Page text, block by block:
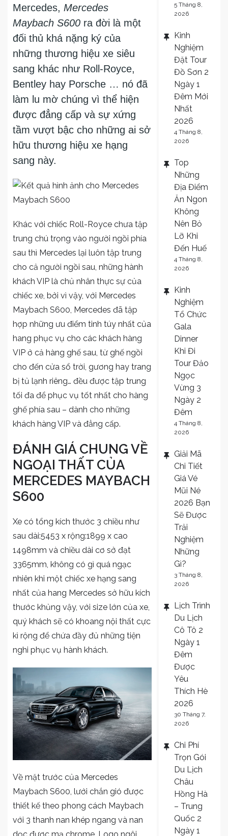
Mercedes, Mercedes
Maybach S600 ra đời là một
đối thủ khá nặng ký của
những thương hiệu xe siêu
sang khác như Roll-Royce,
Bentley hay Porsche … nó đã
làm lu mờ chúng vì thể hiện
được đẳng cấp và sự xứng
tầm vượt bậc cho những ai sở
hữu thương hiệu xe hạng
sang này.
Khác với chiếc Roll-Royce chưa tập
trung chú trọng vào người ngồi phía
sau thì Mercedes lại luôn tập trung
cho cả người ngồi sau, những hành
khách VIP là chủ nhân thực sự của
chiếc xe, bởi vì vậy, với Mercedes
Maybach S600, Mercedes đã tập
hợp những ưu điểm tinh túy nhất của
hang phục vụ cho các khách hàng
VIP ở cả hàng ghế sau, từ ghế ngồi
cho đến cửa sổ trời, gương hay trang
bị tủ lạnh riêng… đều được tập trung
tối đa để phục vụ tốt nhất cho hàng
ghế phía sau – dành cho những
khách hàng VIP và đẳng cấp.
ĐÁNH GIÁ CHUNG VỀ
NGOẠI THẤT CỦA
MERCEDES MAYBACH
S600
Xe có tổng kích thước 3 chiều như
sau dài:5453 x rộng:1899 x cao
1498mm và chiều dài cơ sở đạt
3365mm, không có gì quá ngạc
nhiên khi một chiếc xe hạng sang
nhất của hang Mercedes sở hữu kích
thước khủng vậy, với size lớn của xe,
quý khách sẽ có khoang nội thất cực
kì rộng để chứa đầy đủ những tiện
nghi phục vụ hành khách.
Về mặt trước của Mercedes
Maybach S600, lưới chắn gió được
thiết kế theo phong cách Maybach
với 3 thanh nan khép ngang và nan
5 Tháng 8,
2026
Kinh
Nghiệm
Đặt Tour
Đồ Sơn 2
Ngày 1
Đêm Mới
Nhất
2026
4 Tháng 8,
2026
Top
Những
Địa Điểm
Ăn Ngon
Không
Nên Bỏ
Lỡ Khi
Đến Huế
4 Tháng 8,
2026
Kinh
Nghiệm
Tổ Chức
Gala
Dinner
Khi Đi
Tour Đảo
Ngọc
Vừng 3
Ngày 2
Đêm
4 Tháng 8,
2026
Giải Mã
Chi Tiết
Giá Vé
Mũi Né
2026 Bạn
Sẽ Được
Trải
Nghiệm
Những
Gì?
3 Tháng 8,
2026
Lịch Trình
Du Lịch
Cô Tô 2
Ngày 1
Đêm
Được
Yêu
Thích Hè
2026
30 Tháng 7,
2026
Chi Phí
Trọn Gói
Du Lịch
Châu
Hồng Hà
– Trung
Quốc 2
Ngày 1